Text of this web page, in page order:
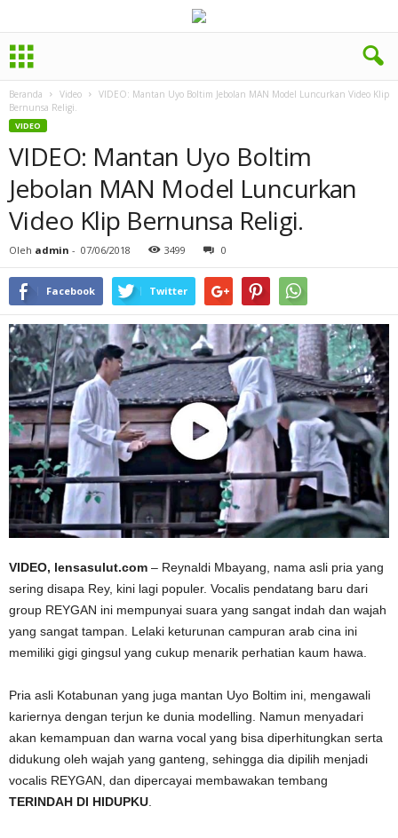
Beranda Video
VIDEO: Mantan Uyo Boltim Jebolan MAN Model Luncurkan Video Klip
Bernunsa Religi.
VIDEO
VIDEO: Mantan Uyo Boltim
Jebolan MAN Model Luncurkan
Video Klip Bernunsa Religi.
Oleh admin - 07/06/2018 3499 0
Facebook Twitter
VIDEO, lensasulut.com – Reynaldi Mbayang, nama asli pria yang
sering disapa Rey, kini lagi populer. Vocalis pendatang baru dari
group REYGAN ini mempunyai suara yang sangat indah dan wajah
yang sangat tampan. Lelaki keturunan campuran arab cina ini
memiliki gigi gingsul yang cukup menarik perhatian kaum hawa.
Pria asli Kotabunan yang juga mantan Uyo Boltim ini, mengawali
kariernya dengan terjun ke dunia modelling. Namun menyadari
akan kemampuan dan warna vocal yang bisa diperhitungkan serta
didukung oleh wajah yang ganteng, sehingga dia dipilih menjadi
vocalis REYGAN, dan dipercayai membawakan tembang
TERINDAH DI HIDUPKU